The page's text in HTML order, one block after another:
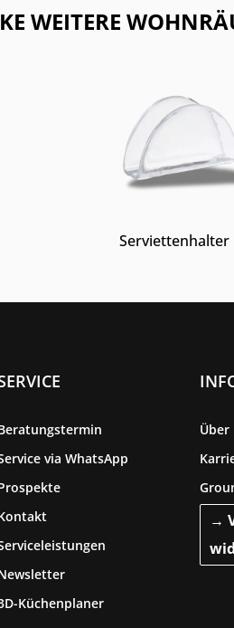
WEITERE
Serviettenhalter
via WhatsApp
Küchenplaner
Über
→